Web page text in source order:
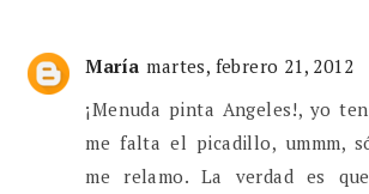
María martes, febrero 21, 2012
¡Menuda pinta Angeles!, yo
me falta el picadillo, ummm,
me relamo. La verdad es